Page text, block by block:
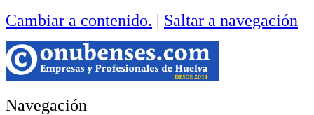
Cambiar a contenido. | Saltar a navegación
Navegación